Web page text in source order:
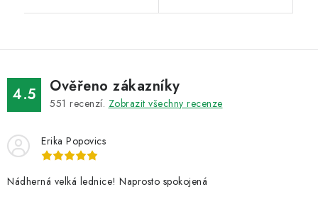
4.5 Ověřeno zákazníky
551 recenzí. Zobrazit všechny recenze
Erika Popovics
Nádherná velká lednice! Naprosto spokojená